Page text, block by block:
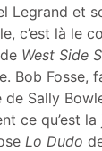
Legrand et
c’est là
West Side
Bob
Sally
ce qu’est
Lo Dudo